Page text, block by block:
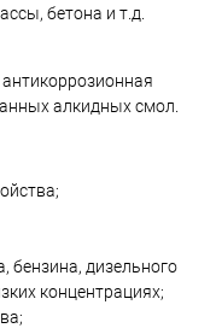
бетона и т.д.
алкидных смол.
бензина, дизельного
концентрациях;